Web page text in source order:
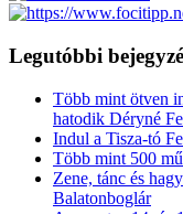
Legutóbbi
Több mint ötven
hatodik Déryné
Indul a Tisza-tó
Több mint 500
Zene, tánc és
Balatonboglár